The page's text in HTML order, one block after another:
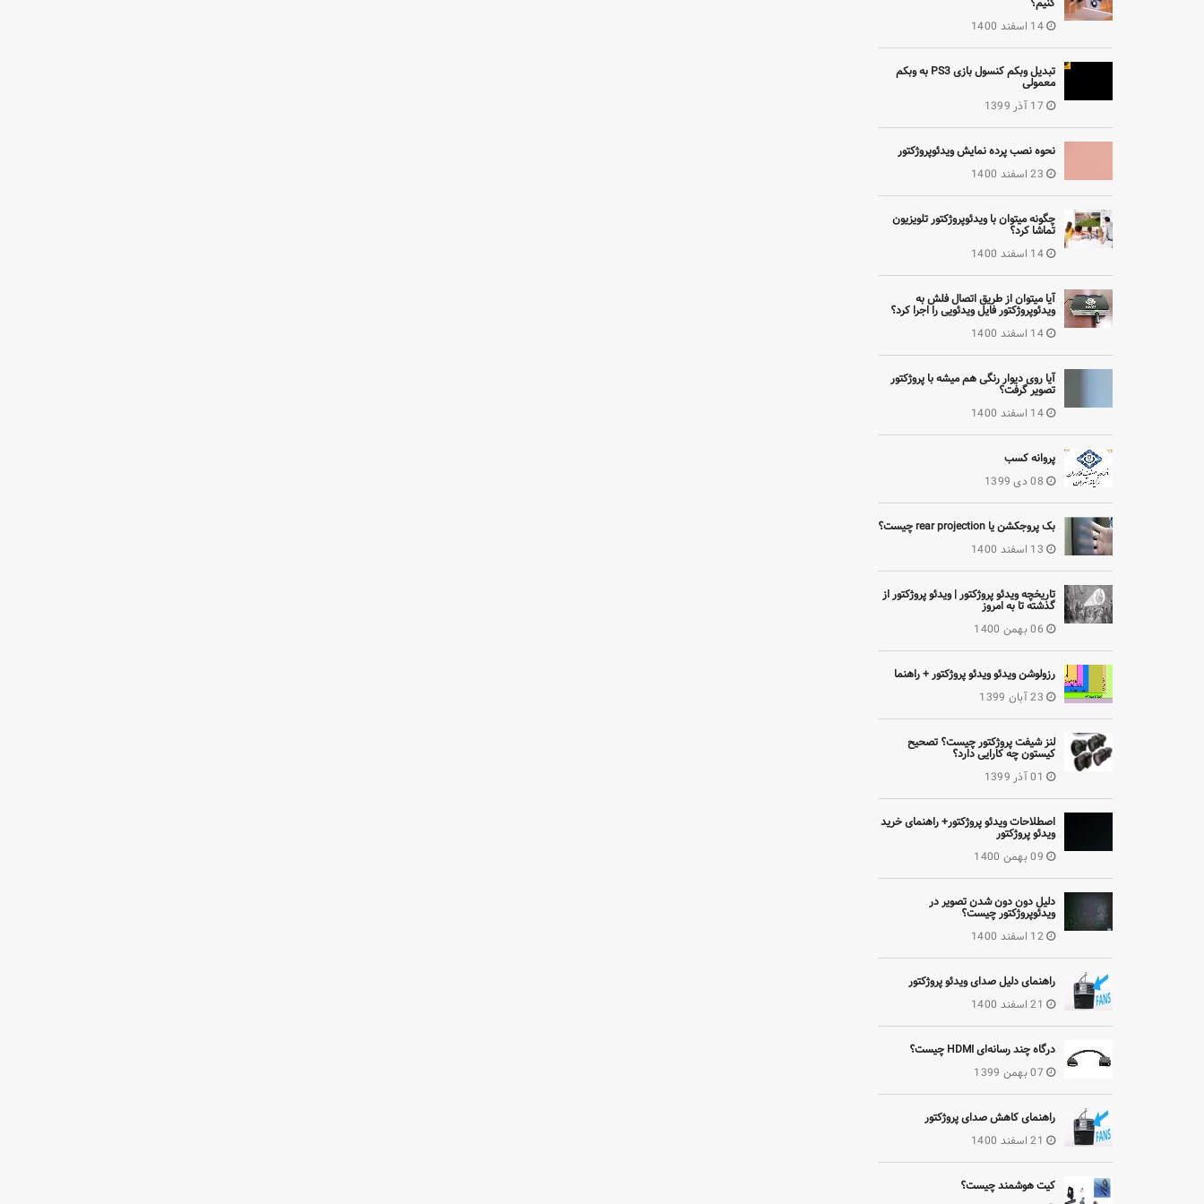
14 اسفند 1400
تبدیل وبکم کنسول بازی PS3 به وبکم
معمولی
17 آذر 1399
نحوه نصب پرده نمایش ویدئوپروژکتور
23 اسفند 1400
چگونه میتوان با ویدئوپروژکتور تلویزیون
تماشا کرد؟
14 اسفند 1400
آیا میتوان از طریق اتصال فلش به
ویدئوپروژکتور فایل ویدئویی را اجرا کرد؟
14 اسفند 1400
آیا روی دیوار رنگی هم میشه با پروژکتور
تصویر گرفت؟
14 اسفند 1400
پروانه کسب
08 دی 1399
بک پروجکشن یا rear projection چیست؟
13 اسفند 1400
تاریخچه ویدئو پروژکتور | ویدئو پروژکتور از
گذشته تا به امروز
06 بهمن 1400
رزولوشن ویدئو ویدئو پروژکتور + راهنما
23 آبان 1399
لنز شیفت پروژکتور چیست؟ تصحیح
کیستون چه کارایی دارد؟
01 آذر 1399
اصطلاحات ویدئو پروژکتور+ راهنمای خرید
ویدئو پروژکتور
09 بهمن 1400
دلیل دون دون شدن تصویر در
ویدئوپروژکتور چیست؟
12 اسفند 1400
راهنمای دلیل صدای ویدئو پروژکتور
21 اسفند 1400
درگاه چند رسانه‌ای HDMI چیست؟
07 بهمن 1399
راهنمای کاهش صدای پروژکتور
21 اسفند 1400
کیت هوشمند چیست؟